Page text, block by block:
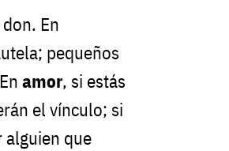
En
pequeños
amor, si estás
el vínculo; si
que